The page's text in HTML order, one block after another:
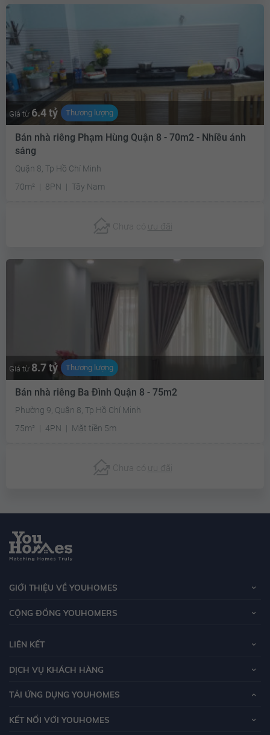
Giá từ 6.4 tỷ Thương lượng
Bán nhà riêng Phạm Hùng Quận 8 - 70m2 - Nhiều ánh
sáng
Quận 8, Tp Hồ Chí Minh
70m²
8PN Tây Nam
Chưa có ưu đãi
Giá từ 8.7 tỷ Thương lượng
Bán nhà riêng Ba Đình Quận 8 - 75m2
Phường 9, Quận 8, Tp Hồ Chí Minh
75m²
4PN Mặt tiền 5m
Chưa có ưu đãi
GIỚI THIỆU VỀ YOUHOMES
CỘNG ĐỒNG YOUHOMERS
LIÊN KẾT
DỊCH VỤ KHÁCH HÀNG
TẢI ỨNG DỤNG YOUHOMES
KẾT NỐI VỚI YOUHOMES